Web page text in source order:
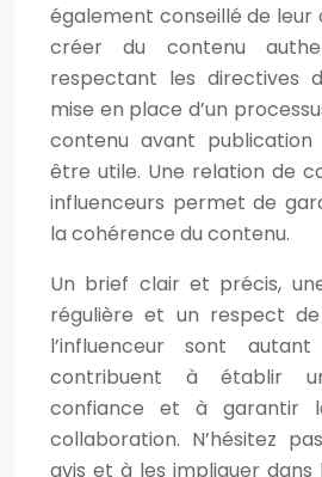
également conseillé de
créer du contenu
respectant les directives
mise en place d’un
contenu avant
être utile. Une relation de
influenceurs permet de
la cohérence du contenu.
Un brief clair et précis,
régulière et un respect
l’influenceur sont
contribuent à établir
confiance et à garantir
collaboration. N’hésitez
avis et à les impliquer